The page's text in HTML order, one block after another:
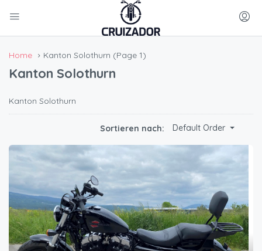
Home Kanton Solothurn (Page 1)
Kanton Solothurn
Kanton Solothurn
Sortieren nach: Default Order